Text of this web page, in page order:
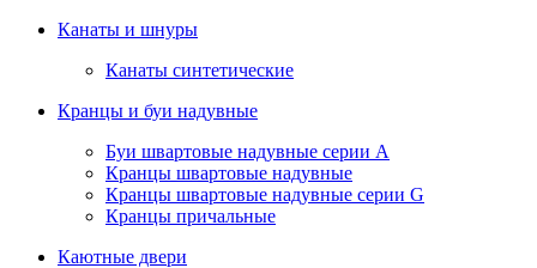
Канаты и шнуры
Канаты синтетические
Кранцы и буи надувные
Буи швартовые надувные серии А
Кранцы швартовые надувные
Кранцы швартовые надувные серии G
Кранцы причальные
Каютные двери